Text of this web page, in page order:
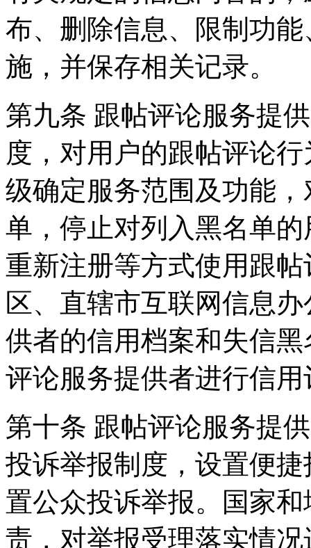
布、删除信息、限制功
施，并保存相关记录。
第九条 跟帖评论服务提
度，对用户的跟帖评论
级确定服务范围及功能
单，停止对列入黑名单
重新注册等方式使用跟
区、直辖市互联网信息
供者的信用档案和失信
评论服务提供者进行信用
第十条 跟帖评论服务提
投诉举报制度，设置便
置公众投诉举报。国家
责，对举报受理落实情